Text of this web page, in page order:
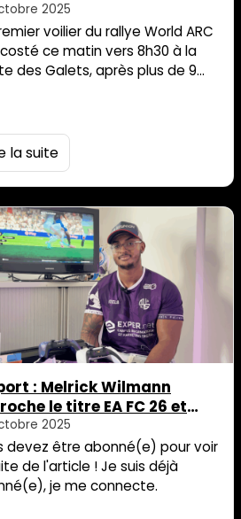
2025
voilier du rallye World ARC
ce matin vers 8h30 à la
des Galets, après plus de 9
des navigateurs venus du
entier pour une aventure
de 26 000 milles
à travers les océans
[…]
la suite
: Melrick Wilmann
le titre EA FC 26 et
affronter les meilleurs
d’Afrique
2025
devez être abonné(e) pour voir
de l'article ! Je suis déjà
je me connecte.